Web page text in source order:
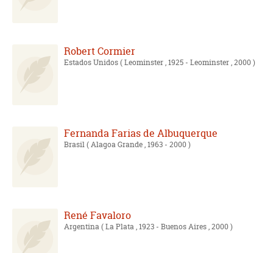
Robert Cormier
Estados Unidos( Leominster , 1925 - Leominster , 2000 )
Fernanda Farias de Albuquerque
Brasil( Alagoa Grande , 1963 - 2000 )
René Favaloro
Argentina( La Plata , 1923 - Buenos Aires , 2000 )